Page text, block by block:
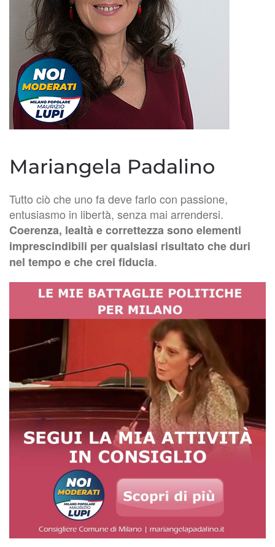
Mariangela Padalino
Tutto ciò che uno fa deve farlo con passione,
entusiasmo in libertà, senza mai arrendersi.
Coerenza, lealtà e correttezza sono elementi
imprescindibili per qualsiasi risultato che duri
nel tempo e che crei fiducia.